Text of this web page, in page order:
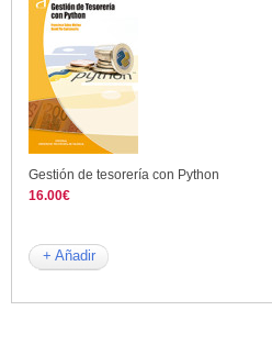
Gestión de tesorería con Python
16.00€
+ Añadir